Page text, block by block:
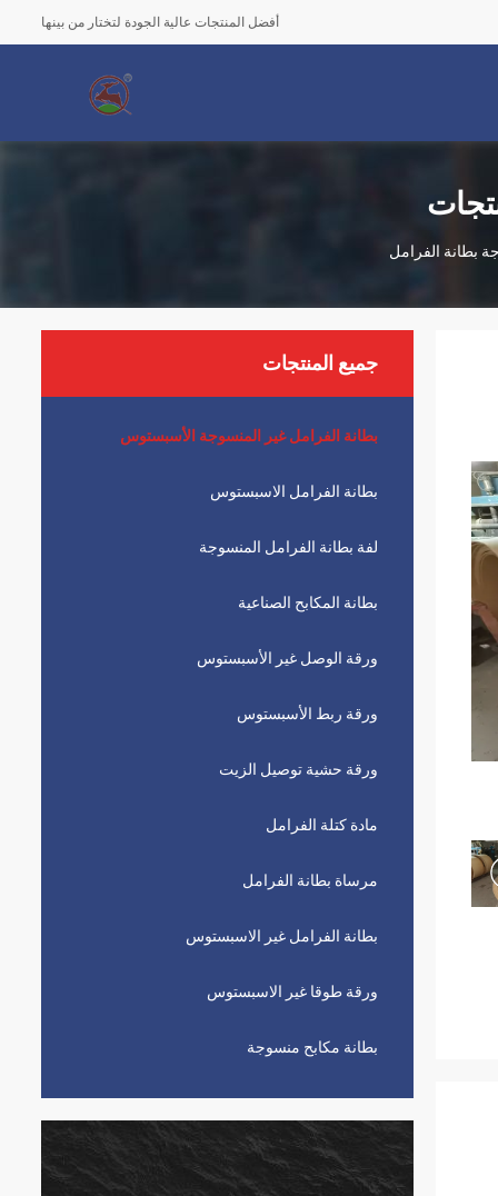
أفضل المنتجات عالية الجودة لتختار من بينها
بطانة الفرامل
جميع المنتجات
بطانة الفرامل غير المنسوجة الأسبستوس
بطانة الفرامل الاسبستوس
لفة بطانة الفرامل المنسوجة
بطانة المكابح الصناعية
ورقة الوصل غير الأسبستوس
ورقة ربط الأسبستوس
ورقة حشية توصيل الزيت
مادة كتلة الفرامل
مرساة بطانة الفرامل
بطانة الفرامل غير الاسبستوس
ورقة طوقا غير الاسبستوس
بطانة مكابح منسوجة